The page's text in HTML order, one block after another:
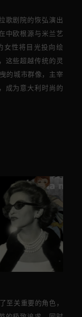
歌剧院的恢弘演出
中欧根源与米兰艺
女性将目光投向绘
这些超越传统的灵
的城市群像，主宰
成为意大利时尚的
至关重要的角色，